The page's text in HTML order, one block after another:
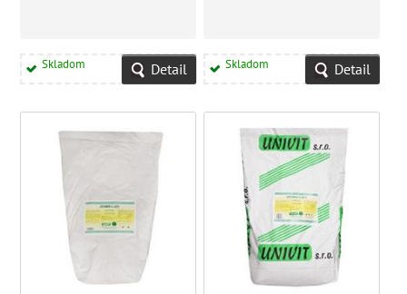
Skladom Detail Skladom Detail